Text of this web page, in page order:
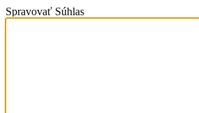
Spravovať Súhlas